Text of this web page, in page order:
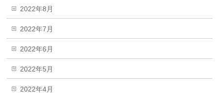
2022年8月
2022年7月
2022年6月
2022年5月
2022年4月